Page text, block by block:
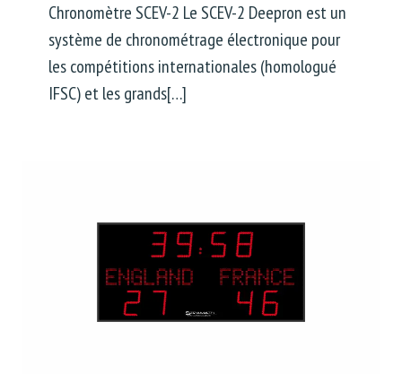
Chronomètre SCEV-2 Le SCEV-2 Deepron est un
système de chronométrage électronique pour
les compétitions internationales (homologué
IFSC) et les grands[…]